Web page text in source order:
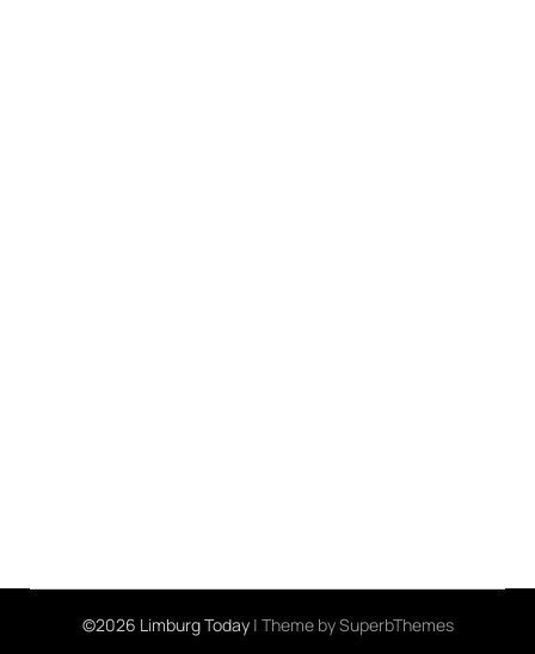
©2026 Limburg Today | Theme bySuperbThemes